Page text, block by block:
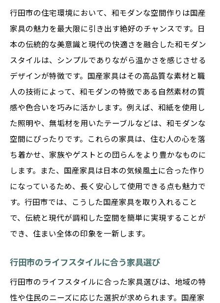
行田市の住宅環境において、和モダンな空間作りは国産
家具の魅力を最大限に引き出す絶好のチャンスです。日
本の伝統的な美意識と現代の快適さを融合した和モダン
スタイルは、シンプルでありながら温かさを感じさせる
デザインが特徴です。国産家具はその高品質な素材と職
人の技術によって、和モダンの特徴である自然素材の質
感や色合いを巧みに活かします。例えば、和紙を使用し
た照明や、無垢材を用いたテーブルなどは、和モダンな
空間にぴったりです。これらの家具は、住む人の心を落
ち着かせ、家族やゲストとの団らんをより豊かなものに
します。また、国産家具は日本の気候風土に合った作り
になっているため、長く安心して使用できる点も魅力で
す。行田市では、こうした国産家具を取り入れること
で、伝統と現代が調和した空間を簡単に実現することが
でき、住まい全体の印象を一新します。
行田市のライフスタイルに合う家具選び
行田市のライフスタイルに合った家具選びは、地域の特
性や住民のニーズに応じた選択が求められます。国産家